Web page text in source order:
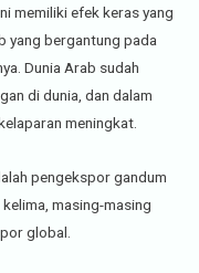
memiliki efek keras yang
yang bergantung pada
Dunia Arab sudah
di dunia, dan dalam
meningkat.
pengekspor gandum
masing-masing
global.